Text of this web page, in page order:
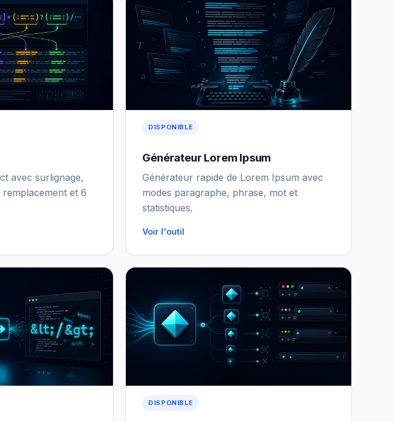
avec surlignage,
et 6
DISPONIBLE
Générateur Lorem Ipsum
Générateur rapide de Lorem Ipsum avec
modes paragraphe, phrase, mot et
statistiques.
Voir l'outil
DISPONIBLE